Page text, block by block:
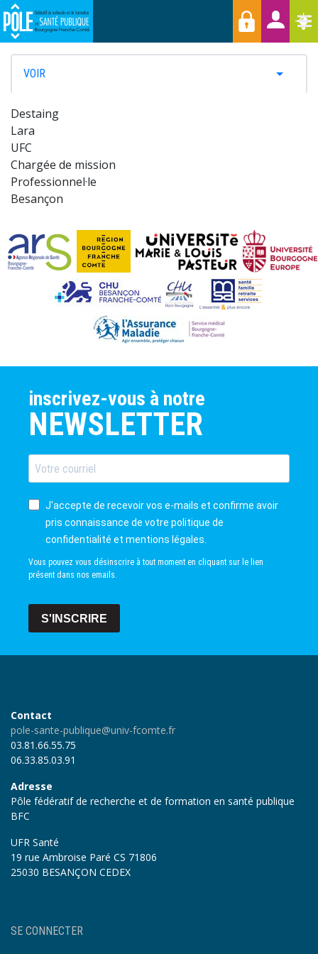
Aller
au
contenu
principal
T
Menu
Raccourcis
PRIMARY
TABS
VOIR
Destaing
Lara
UFC
Chargée de mission
Professionnel·le
Besançon
inscrivez-vous à notre
NEWSLETTER
J'accepte de recevoir vos e-mails et confirme avoir
pris connaissance de votre politique de
confidentialité et mentions légales.
Vous pouvez vous désinscrire à tout moment en cliquant sur le lien
présent dans nos emails.
S'INSCRIRE
Contact
pole-sante-publique@univ-fcomte.fr
03.81.66.55.75
06.33.85.03.91
Adresse
Pôle fédératif de recherche et de formation en santé publique
BFC
UFR Santé
19 rue Ambroise Paré CS 71806
25030 BESANÇON CEDEX
User
account
SE CONNECTER